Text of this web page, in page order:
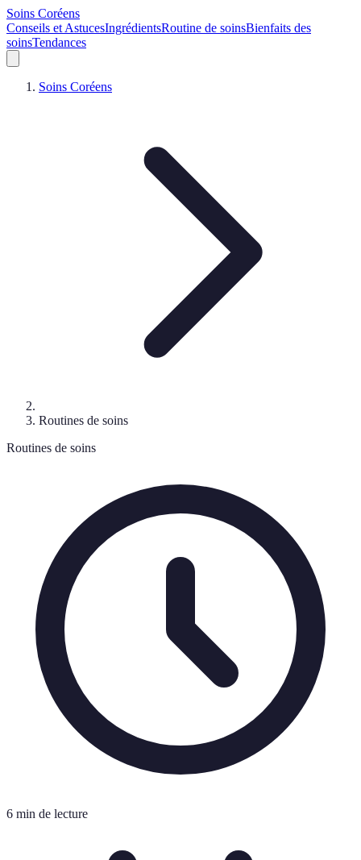
Soins Coréens
Conseils et AstucesIngrédientsRoutine de soinsBienfaits des
soinsTendances
Soins Coréens
Routines de soins
Routines de soins
6 min de lecture